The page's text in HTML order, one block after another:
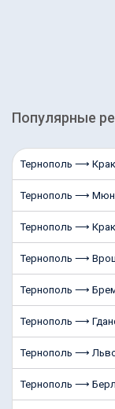
Популярные
Тернополь ⟶
Тернополь ⟶
Тернополь ⟶
Тернополь ⟶
Тернополь ⟶
Тернополь ⟶
Тернополь ⟶
Тернополь ⟶